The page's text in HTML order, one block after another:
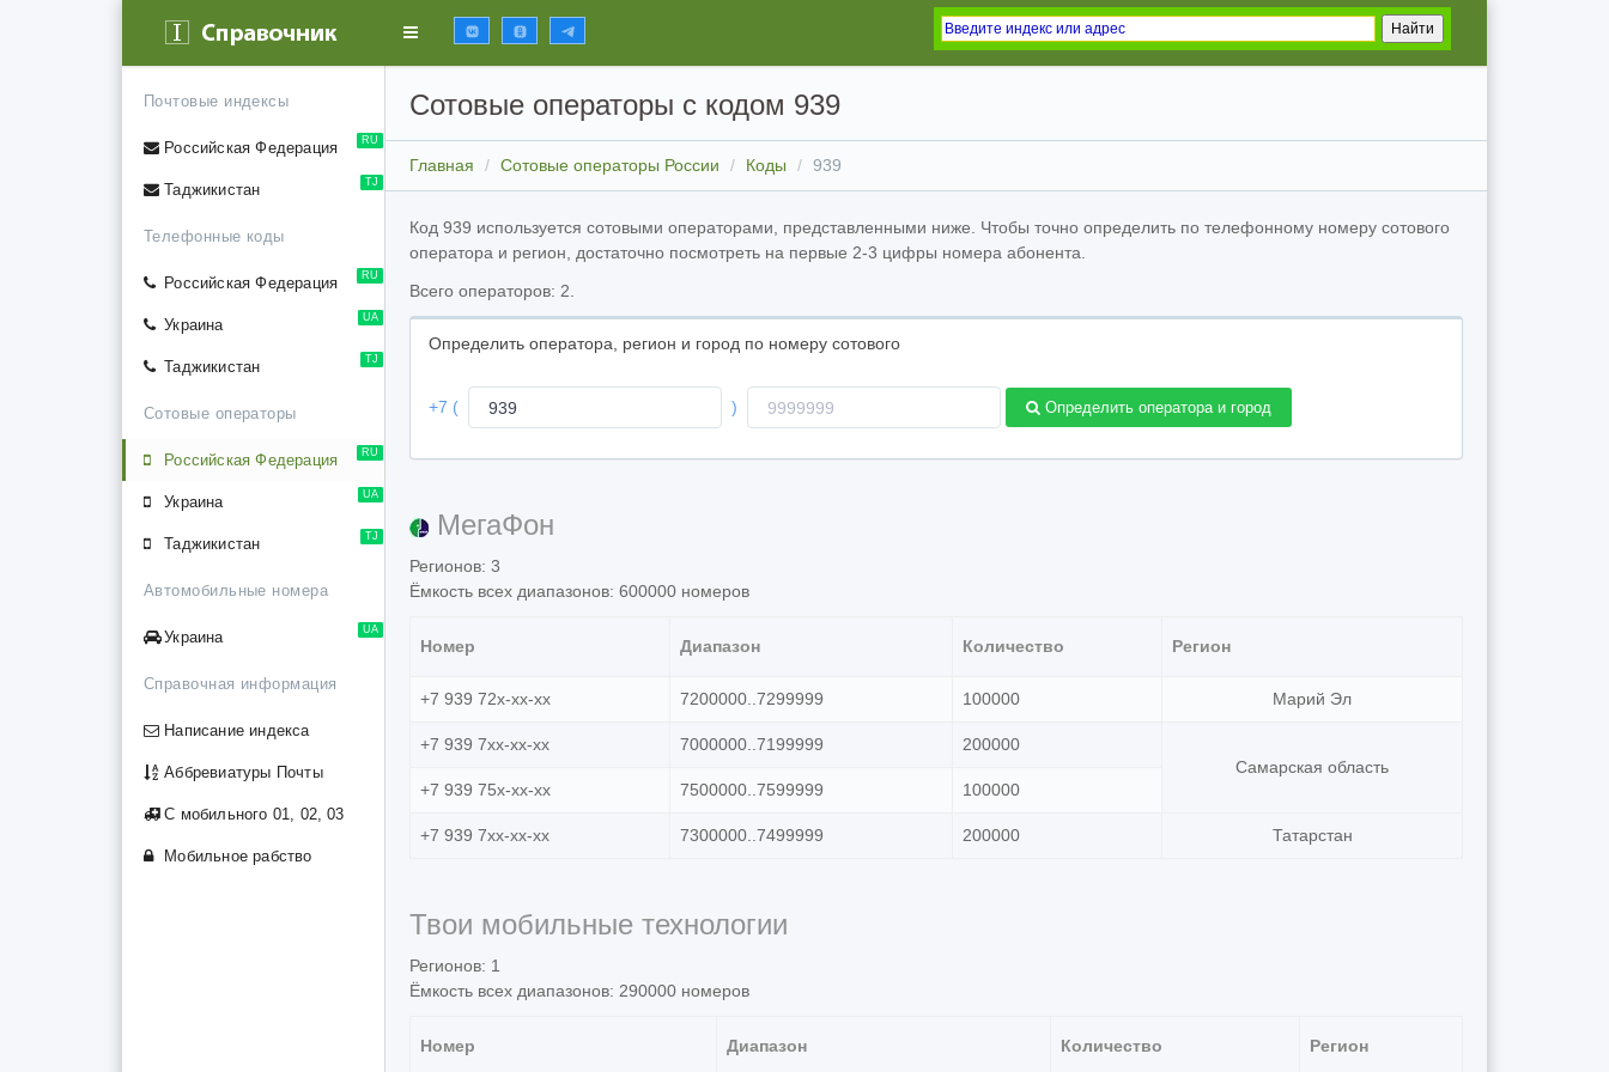
Почтовые индексы
RU
Российская Федерация
TJ
Таджикистан
Телефонные коды
RU
Российская Федерация
UA
Украина
TJ
Таджикистан
Сотовые операторы
RU
Российская Федерация
UA
Украина
TJ
Таджикистан
Автомобильные номера
UA
Украина
Справочная информация
Написание индекса
Аббревиатуры Почты
С мобильного 01, 02, 03
Мобильное рабство
Сотовые операторы с кодом 939
Главная Сотовые операторы России Коды 939
Код 939 используется сотовыми операторами, представленными ниже. Чтобы точно определить по телефонному номеру сотового
оператора и регион, достаточно посмотреть на первые 2-3 цифры номера абонента.
Всего операторов: 2.
Определить оператора, регион и город по номеру сотового
+7 (
оператора
)
телефона
Определить оператора и город
МегаФон
Регионов: 3
Ёмкость всех диапазонов: 600000 номеров
Номер Диапазон Количество Регион
+7 939 72x-xx-xx 7200000..7299999 100000 Марий Эл
+7 939 7xx-xx-xx 7000000..7199999
200000
Самарская область
+7 939 75x-xx-xx
7500000..7599999 100000
+7 939 7xx-xx-xx 7300000..7499999 200000 Татарстан
Твои мобильные технологии
Регионов: 1
Ёмкость всех диапазонов: 290000 номеров
Номер Диапазон Количество Регион